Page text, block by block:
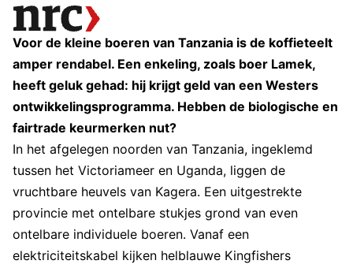
Voor de kleine boeren van Tanzania is de koffieteelt
amper rendabel. Een enkeling, zoals boer Lamek,
heeft geluk gehad: hij krijgt geld van een Westers
ontwikkelingsprogramma. Hebben de biologische en
fairtrade keurmerken nut?
In het afgelegen noorden van Tanzania, ingeklemd
tussen het Victoriameer en Uganda, liggen de
vruchtbare heuvels van Kagera. Een uitgestrekte
provincie met ontelbare stukjes grond van even
ontelbare individuele boeren. Vanaf een
elektriciteitskabel kijken helblauwe Kingfishers